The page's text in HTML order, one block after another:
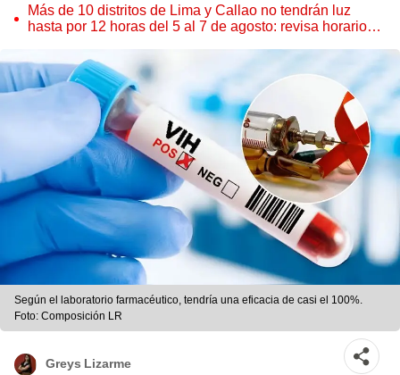
Más de 10 distritos de Lima y Callao no tendrán luz
hasta por 12 horas del 5 al 7 de agosto: revisa horarios y
Según el laboratorio farmacéutico, tendría una eficacia de casi el 100%.
Foto: Composición LR
Greys Lizarme